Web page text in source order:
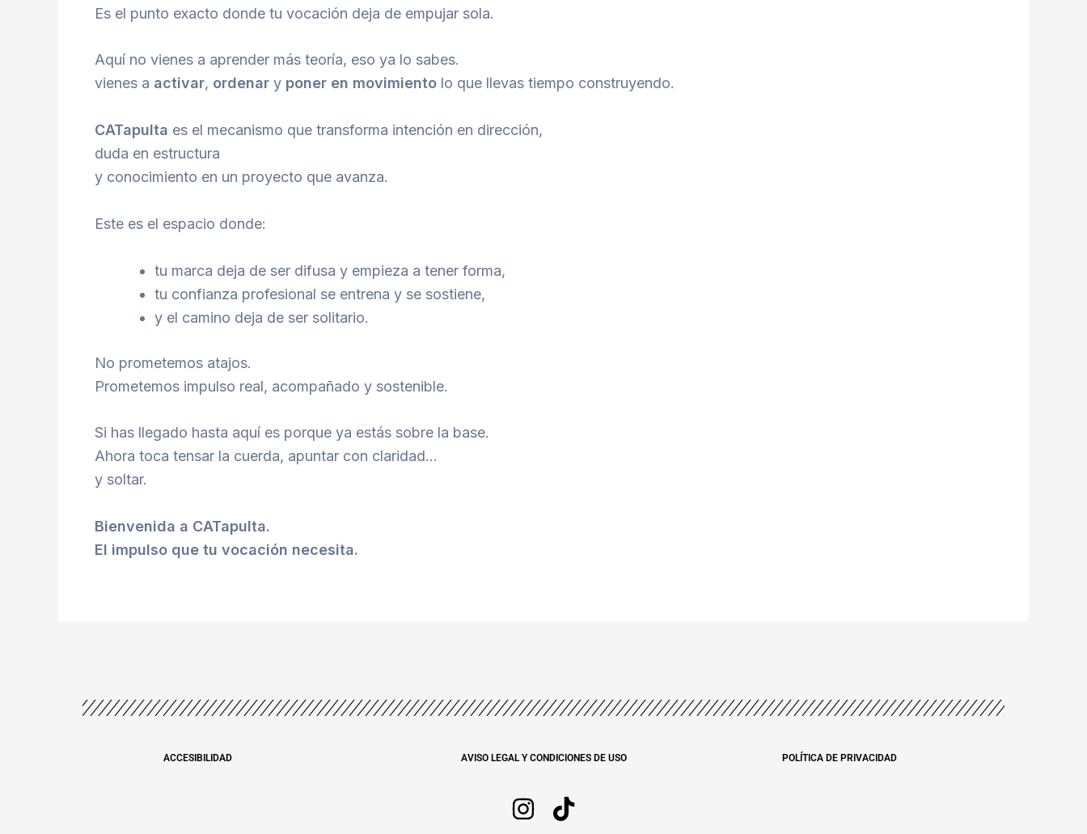
Es el punto exacto donde tu vocación deja de empujar sola.
Aquí no vienes a aprender más teoría, eso ya lo sabes.
vienes a activar, ordenar y poner en movimiento lo que llevas tiempo construyendo.
CATapulta es el mecanismo que transforma intención en dirección,
duda en estructura
y conocimiento en un proyecto que avanza.
Este es el espacio donde:
tu marca deja de ser difusa y empieza a tener forma,
tu confianza profesional se entrena y se sostiene,
y el camino deja de ser solitario.
No prometemos atajos.
Prometemos impulso real, acompañado y sostenible.
Si has llegado hasta aquí es porque ya estás sobre la base.
Ahora toca tensar la cuerda, apuntar con claridad…
y soltar.
Bienvenida a CATapulta.
El impulso que tu vocación necesita.
ACCESIBILIDAD AVISO LEGAL Y CONDICIONES DE USO POLÍTICA DE PRIVACIDAD